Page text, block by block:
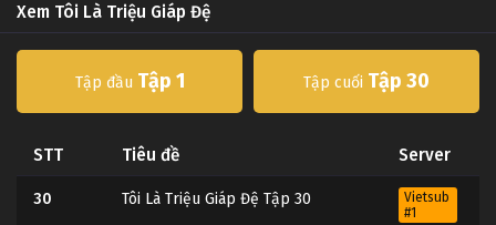
Xem Tôi Là Triệu Giáp Đệ
Tập đầu Tập 1 Tập cuối Tập 30
STT Tiêu đề Server
30 Tôi Là Triệu Giáp Đệ Tập 30
Vietsub
#1